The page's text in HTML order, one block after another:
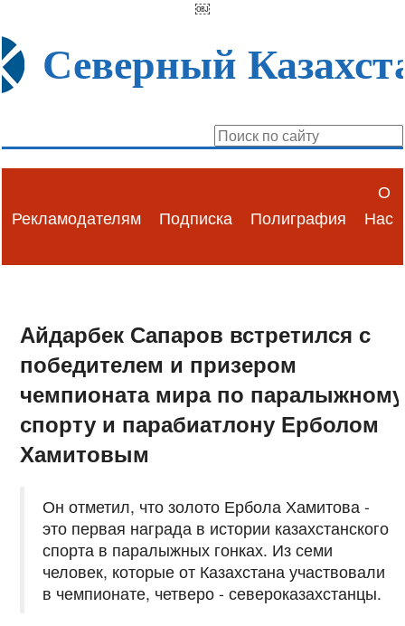
￼
Северный
Рекламодателям Подписка Полиграфия
О
Нас
Айдарбек Сапаров встретился с
победителем и призером
чемпионата мира по паралыжному
спорту и парабиатлону Ерболом
Хамитовым
Он отметил, что золото Ербола Хамитова -
это первая награда в истории казахстанского
спорта в паралыжных гонках. Из семи
человек, которые от Казахстана участвовали
в чемпионате, четверо - североказахстанцы.